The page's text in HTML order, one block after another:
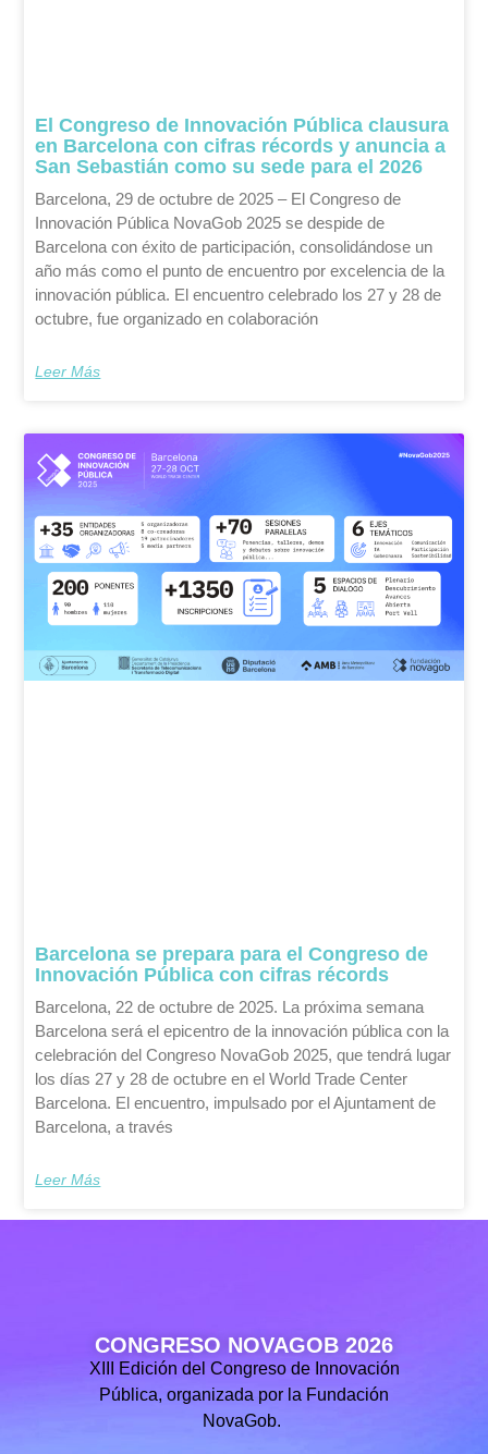
El Congreso de Innovación Pública clausura
en Barcelona con cifras récords y anuncia a
San Sebastián como su sede para el 2026
Barcelona, 29 de octubre de 2025 – El Congreso de
Innovación Pública NovaGob 2025 se despide de
Barcelona con éxito de participación, consolidándose un
año más como el punto de encuentro por excelencia de la
innovación pública. El encuentro celebrado los 27 y 28 de
octubre, fue organizado en colaboración
Leer Más
Barcelona se prepara para el Congreso de
Innovación Pública con cifras récords
Barcelona, 22 de octubre de 2025. La próxima semana
Barcelona será el epicentro de la innovación pública con la
celebración del Congreso NovaGob 2025, que tendrá lugar
los días 27 y 28 de octubre en el World Trade Center
Barcelona. El encuentro, impulsado por el Ajuntament de
Barcelona, a través
Leer Más
CONGRESO NOVAGOB 2026
XIII Edición del Congreso de Innovación
Pública, organizada por la Fundación
NovaGob.